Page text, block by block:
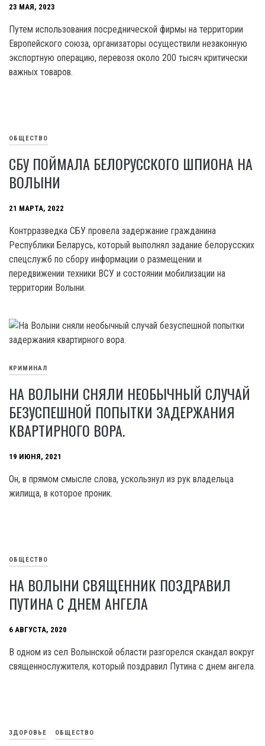
23 МАЯ, 2023
Путем использования посреднической фирмы на территории
Европейского союза, организаторы осуществили незаконную
экспортную операцию, перевозя около 200 тысяч критически
важных товаров.
ОБЩЕСТВО
СБУ ПОЙМАЛА БЕЛОРУССКОГО ШПИОНА НА
ВОЛЫНИ
21 МАРТА, 2022
Контрразведка СБУ провела задержание гражданина
Республики Беларусь, который выполнял задание белорусских
спецслужб по сбору информации о размещении и
передвижении техники ВСУ и состоянии мобилизации на
территории Волыни.
КРИМИНАЛ
НА ВОЛЫНИ СНЯЛИ НЕОБЫЧНЫЙ СЛУЧАЙ
БЕЗУСПЕШНОЙ ПОПЫТКИ ЗАДЕРЖАНИЯ
КВАРТИРНОГО ВОРА.
19 ИЮНЯ, 2021
Он, в прямом смысле слова, ускользнул из рук владельца
жилища, в которое проник.
ОБЩЕСТВО
НА ВОЛЫНИ СВЯЩЕННИК ПОЗДРАВИЛ
ПУТИНА С ДНЕМ АНГЕЛА
6 АВГУСТА, 2020
В одном из сел Волынской области разгорелся скандал вокруг
священнослужителя, который поздравил Путина с днем ангела.
ЗДОРОВЬЕ ОБЩЕСТВО